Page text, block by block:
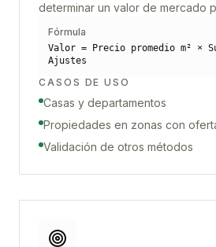
determinar un valor de mercado
Fórmula
Valor = Precio promedio m² ×
Ajustes
CASOS DE USO
Casas y departamentos
Propiedades en zonas con
Validación de otros métodos